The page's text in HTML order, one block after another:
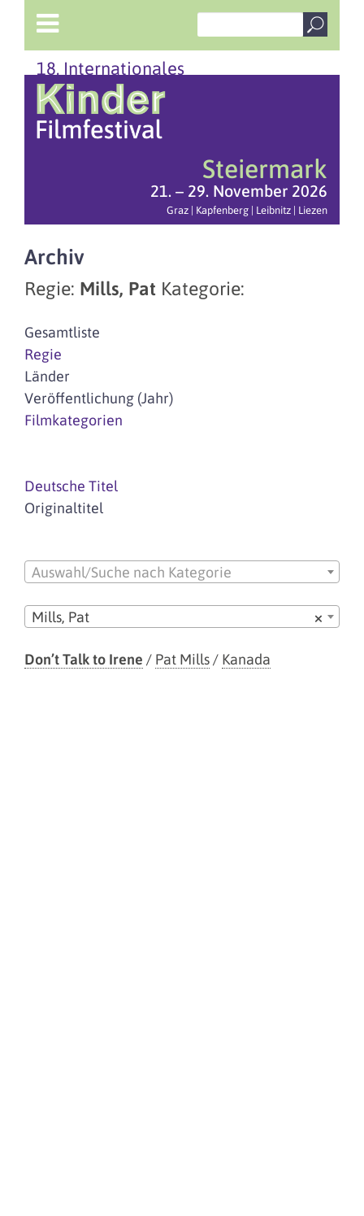
18. Internationales
Steiermark
21. – 29. November 2026
Graz | Kapfenberg | Leibnitz | Liezen
Archiv
Regie: Mills, Pat Kategorie:
Gesamtliste
Regie
Länder
Veröffentlichung (Jahr)
Filmkategorien
Deutsche Titel
Originaltitel
Auswahl/Suche nach Kategorie
×
Mills, Pat
Don’t Talk to Irene / Pat Mills/ Kanada